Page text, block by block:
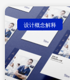
设计概念解释